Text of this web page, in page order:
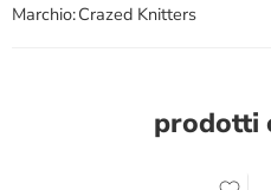
Marchio:Crazed Knitters
prodotti